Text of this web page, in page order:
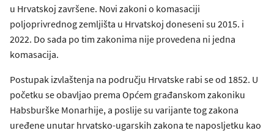
u Hrvatskoj završene. Novi zakoni o komasaciji
poljoprivrednog zemljišta u Hrvatskoj doneseni su 2015. i
2022. Do sada po tim zakonima nije provedena ni jedna
komasacija.
Postupak izvlaštenja na području Hrvatske rabi se od 1852. U
početku se obavljao prema Općem građanskom zakoniku
Habsburške Monarhije, a poslije su varijante tog zakona
uređene unutar hrvatsko-ugarskih zakona te naposljetku kao